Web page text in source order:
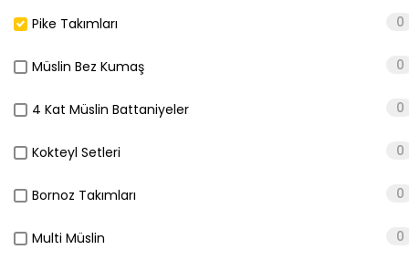
Pike Takımları 0
Müslin Bez Kumaş 0
4 Kat Müslin Battaniyeler 0
Kokteyl Setleri 0
Bornoz Takımları 0
Multi Müslin 0